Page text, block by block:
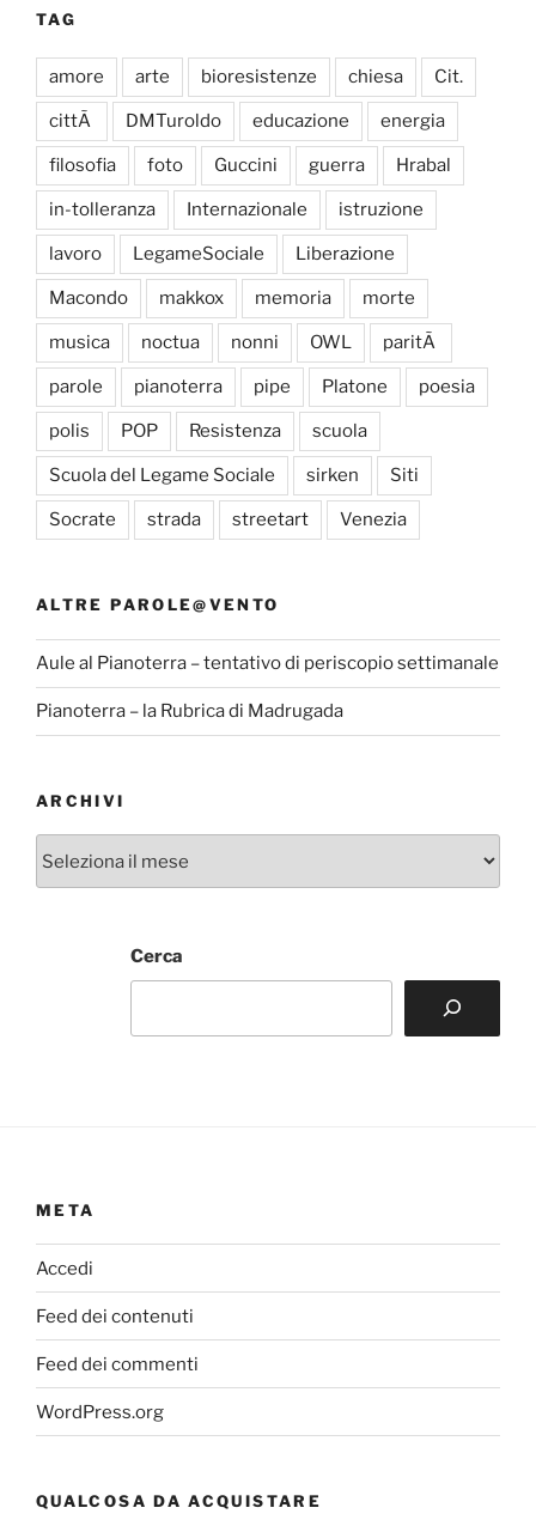
TAG
amore arte bioresistenze chiesa Cit.
cittÃ DMTuroldo educazione energia
filosofia foto Guccini guerra Hrabal
in-tolleranza Internazionale istruzione
lavoro LegameSociale Liberazione
Macondo makkox memoria morte
musica noctua nonni OWL paritÃ
parole pianoterra pipe Platone poesia
polis POP Resistenza scuola
Scuola del Legame Sociale sirken Siti
Socrate strada streetart Venezia
ALTRE PAROLE@VENTO
Aule al Pianoterra – tentativo di periscopio settimanale
Pianoterra – la Rubrica di Madrugada
ARCHIVI
Cerca
META
Accedi
Feed dei contenuti
Feed dei commenti
WordPress.org
QUALCOSA DA ACQUISTARE